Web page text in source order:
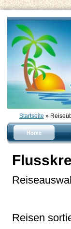
Startseite »
Home
Reisen